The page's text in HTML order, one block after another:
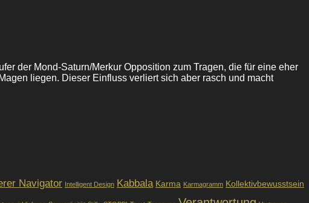
der Mond-Saturn/Merkur Opposition zum Tragen, die für eine eher
liegen. Dieser Einfluss verliert sich aber rasch und macht
Navigator Intelligent Design Kabbala Karma Karmagramm Kollektivbewusstsein